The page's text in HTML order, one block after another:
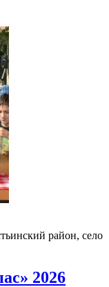
район, село
2026